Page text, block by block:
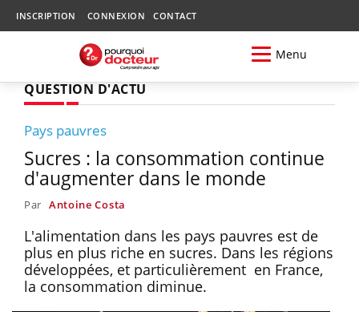
INSCRIPTION CONNEXION CONTACT
Menu
QUESTION D'ACTU
Pays pauvres
Sucres : la consommation continue
d'augmenter dans le monde
Par Antoine Costa
L'alimentation dans les pays pauvres est de
plus en plus riche en sucres. Dans les régions
développées, et particulièrement en France,
la consommation diminue.